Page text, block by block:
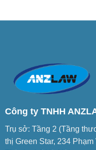
Công ty TNHH
Trụ sở: Tầng 2 (Tầng
thị Green Star, 234